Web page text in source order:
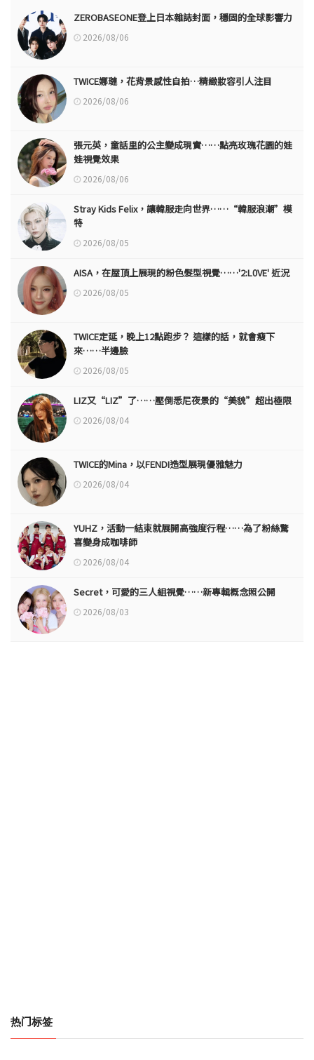
ZEROBASEONE登上日本雜誌封面，穩固的全球影響力
2026/08/06
TWICE娜璉，花背景感性自拍…精緻妝容引人注目
2026/08/06
張元英，童話里的公主變成現實……點亮玫瑰花園的娃
娃視覺效果
2026/08/06
Stray Kids Felix，讓韓服走向世界……“韓服浪潮”模
特
2026/08/05
AISA，在屋頂上展現的粉色髮型視覺……'2:L0VE' 近況
2026/08/05
TWICE定延，晚上12點跑步？ 這樣的話，就會瘦下
來……半邊臉
2026/08/05
LIZ又“LIZ”了……壓倒悉尼夜景的“美貌”超出極限
2026/08/04
TWICE的Mina，以FENDI造型展現優雅魅力
2026/08/04
YUHZ，活動一結束就展開高強度行程……為了粉絲驚
喜變身成咖啡師
2026/08/04
Secret，可愛的三人組視覺……新專輯概念照公開
2026/08/03
热门标签